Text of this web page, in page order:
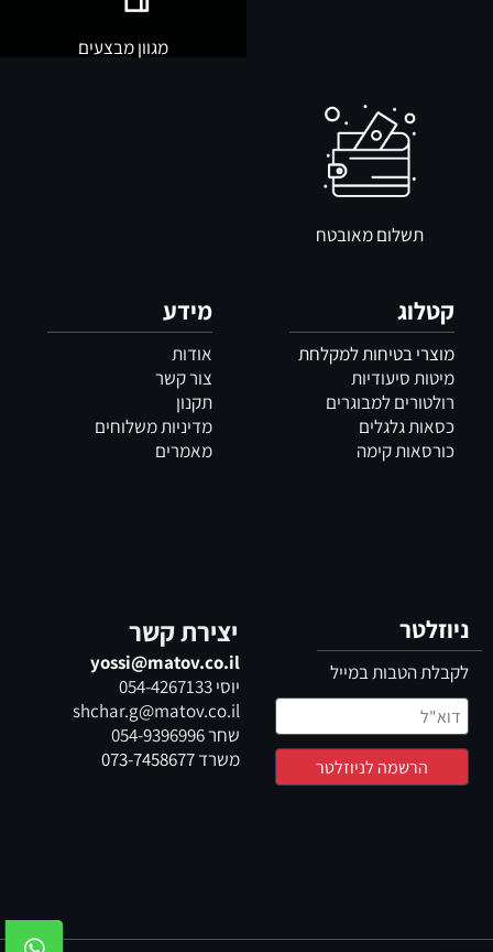
מגוון מבצעים
תשלום מאובטח
קטלוג
מוצרי בטיחות למקלחת
מיטות סיעודיות
רולטורים למבוגרים
כסאות גלגלים
כורסאות קימה
מידע
אודות
צור קשר
תקנון
מדיניות משלוחים
מאמרים
ניוזלטר
לקבלת הטבות במייל
יצירת קשר
yossi@matov.co.il
יוסי054-4267133
shchar.g@matov.co.il
שחר054-9396996
משרד073-7458677